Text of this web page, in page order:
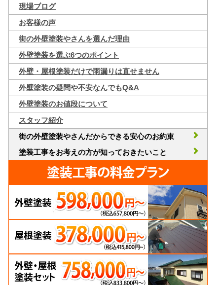
現場ブログ
お客様の声
街の外壁塗装やさんを選んだ理由
外壁塗装を選ぶ6つのポイント
外壁・屋根塗装だけで雨漏りは直せません
外壁塗装の疑問や不安なんでもQ&A
外壁塗装のお値段について
スタッフ紹介
街の外壁塗装やさんだからできる安心のお約束
塗装工事をお考えの方が知っておきたいこと